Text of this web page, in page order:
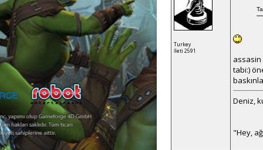
Turkey
İleti 2591
assasin
tabi:)
Deniz,
"Hey,